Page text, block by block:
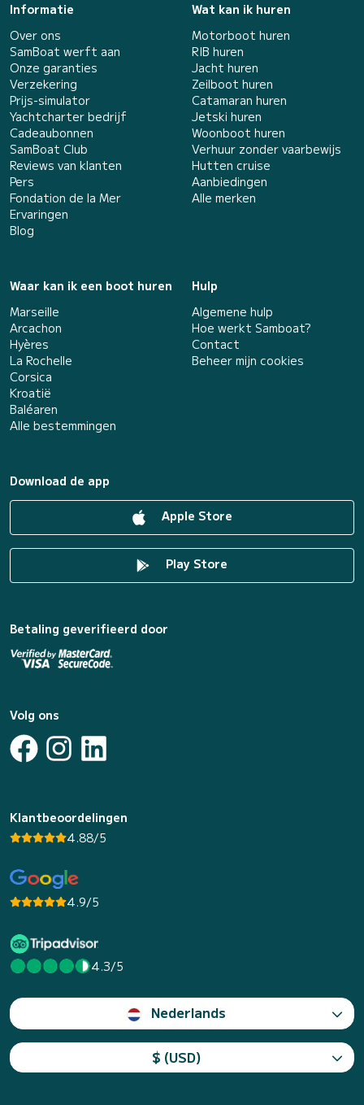
Informatie
Over ons
SamBoat werft aan
Onze garanties
Verzekering
Prijs-simulator
Yachtcharter bedrijf
Cadeaubonnen
SamBoat Club
Reviews van klanten
Pers
Fondation de la Mer
Ervaringen
Blog
Wat kan ik huren
Motorboot huren
RIB huren
Jacht huren
Zeilboot huren
Catamaran huren
Jetski huren
Woonboot huren
Verhuur zonder vaarbewijs
Hutten cruise
Aanbiedingen
Alle merken
Waar kan ik een boot huren
Marseille
Arcachon
Hyères
La Rochelle
Corsica
Kroatië
Baléaren
Alle bestemmingen
Hulp
Algemene hulp
Hoe werkt Samboat?
Contact
Beheer mijn cookies
Download de app
Apple Store
Play Store
Betaling geverifieerd door
Volg ons
Klantbeoordelingen
4.88/5
4.9/5
4.3/5
Nederlands
$ (USD)